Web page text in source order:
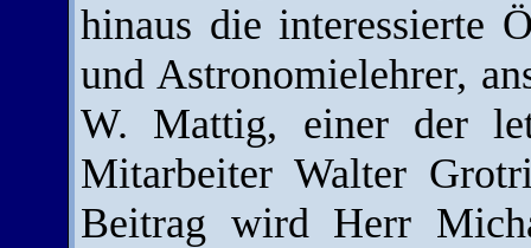
hinaus die interessierte
und Astronomielehrer,
W. Mattig, einer der
Mitarbeiter Walter
Beitrag wird Herr